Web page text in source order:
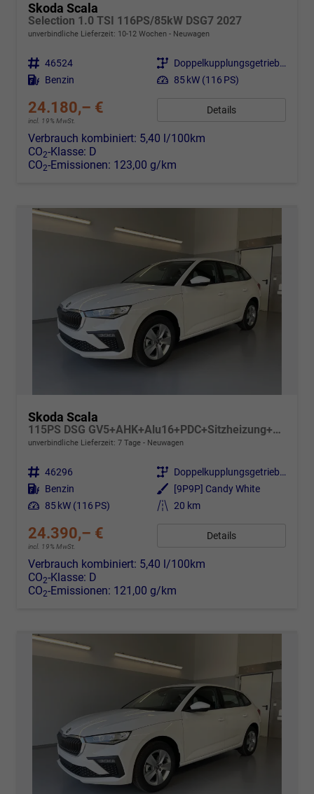
Skoda Scala
Selection 1.0 TSI 116PS/85kW DSG7 2027
unverbindliche Lieferzeit: 10-12 Wochen Neuwagen
Fahrzeugnr. 46524 Getriebe
Doppelkupplungsgetriebe (DSG)
Kraftstoff Benzin Leistung 85 kW (116 PS)
24.180,– €
incl. 19% MwSt.
Details
Verbrauch kombiniert: 5,40 l/100km
CO2-Klasse: D
CO2-Emissionen: 123,00 g/km
Skoda Scala
115PS DSG GV5+AHK+Alu16+PDC+Sitzheizung+App-Connect
unverbindliche Lieferzeit: 7 Tage Neuwagen
Fahrzeugnr. 46296 Getriebe
Doppelkupplungsgetriebe (DSG)
Kraftstoff Benzin Außenfarbe
[9P9P] Candy White
Leistung 85 kW (116 PS) Kilometerstand 20 km
24.390,– €
incl. 19% MwSt.
Details
Verbrauch kombiniert: 5,40 l/100km
CO2-Klasse: D
CO2-Emissionen: 121,00 g/km